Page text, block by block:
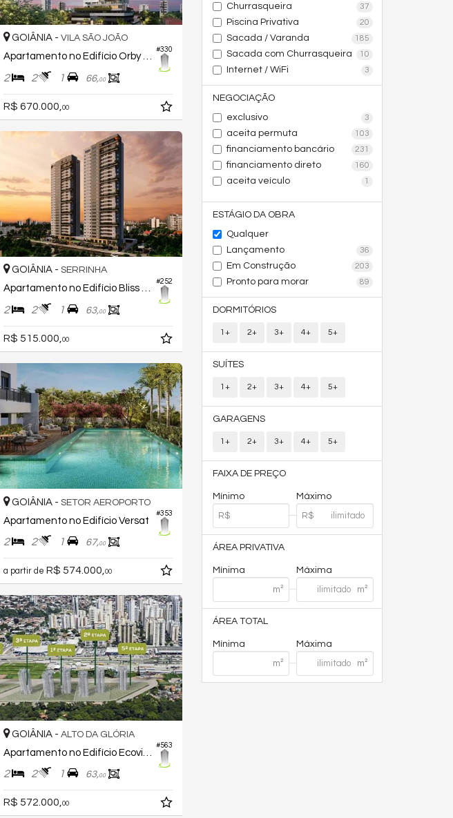
Churrasqueira 37
Piscina Privativa 20
Sacada / Varanda 185
Sacada com Churrasqueira 10
Internet / WiFi 3
NEGOCIAÇÃO
exclusivo
3
aceita permuta 103
financiamento bancário 231
financiamento direto 160
aceita veículo 1
ESTÁGIO DA OBRA
Qualquer
Lançamento
36
Em Construção 203
Pronto para morar 89
DORMITÓRIOS
1+ 2+ 3+ 4+ 5+
SUÍTES
1+ 2+ 3+ 4+ 5+
GARAGENS
1+ 2+ 3+ 4+ 5+
FAIXA DE PREÇO
Mínimo Máximo
ÁREA PRIVATIVA
Mínima Máxima
ÁREA TOTAL
Mínima Máxima
#330
GOIÂNIA - VILA SÃO JOÃO
Apartamento no Edifício Orby Flamboyant
2 2 1 66,00
R$ 670.000, 00
#252
GOIÂNIA - SERRINHA
Apartamento no Edifício Bliss Enjoy Life
2 2 1 63,00
R$ 515.000, 00
#353
GOIÂNIA - SETOR AEROPORTO
Apartamento no Edifício Versat
2 2 1 67,00
a partir de R$ 574.000, 00
#563
GOIÂNIA - ALTO DA GLÓRIA
2 2 1 63,00
R$ 572.000, 00